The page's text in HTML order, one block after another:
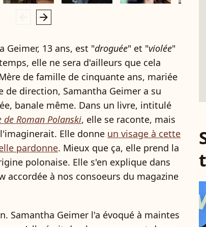
arrow_right
Geimer, 13 ans, est "droguée" et "violée"
elle ne sera d'ailleurs que cela
de famille de cinquante ans, mariée
de direction, Samantha Geimer a su
banale même. Dans un livre, intitulé
Roman Polanski, elle se raconte, mais
Elle donne un visage à cette
pardonne. Mieux que ça, elle prend la
polonaise. Elle s'en explique dans
accordée à nos consoeurs du magazine
Samantha Geimer l'a évoqué à maintes